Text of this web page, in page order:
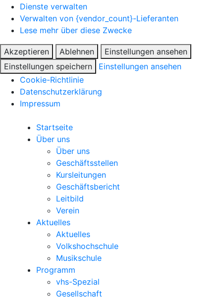
Dienste verwalten
Verwalten von {vendor_count}-Lieferanten
Lese mehr über diese Zwecke
Akzeptieren Ablehnen
Einstellungen ansehen
Einstellungen speichern
Einstellungen ansehen
Cookie-Richtlinie
Datenschutzerklärung
Impressum
Startseite
Über uns
Über uns
Geschäftsstellen
Kursleitungen
Geschäftsbericht
Leitbild
Verein
Aktuelles
Aktuelles
Volkshochschule
Musikschule
Programm
vhs-Spezial
Gesellschaft